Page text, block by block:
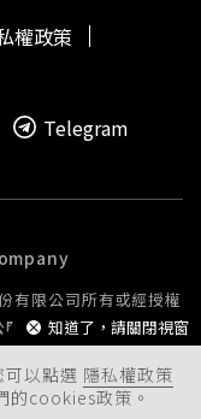
以點選 隱私權政策
的cookies政策。
知道了，請關閉視窗
權政策
Telegram
有限公司所有或經授權
播送或公開傳輸。